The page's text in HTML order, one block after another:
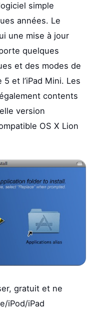
simple
années. Le
une mise à jour
quelques
et des modes de
et l’iPad Mini. Les
contents
version
OS X Lion
gratuit et ne
iPod/iPad